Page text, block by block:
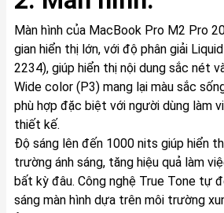
Màn hình của MacBook Pro M2 Pro
gian hiển thị lớn, với độ phân giải
2234), giúp hiển thị nội dung sắc nét
Wide color (P3) mang lại màu sắc
phù hợp đặc biệt với người dùng làm
thiết kế.
Độ sáng lên đến 1000 nits giúp hiển
trường ánh sáng, tăng hiệu quả làm
bất kỳ đâu. Công nghệ True Tone tự
sáng màn hình dựa trên môi trường